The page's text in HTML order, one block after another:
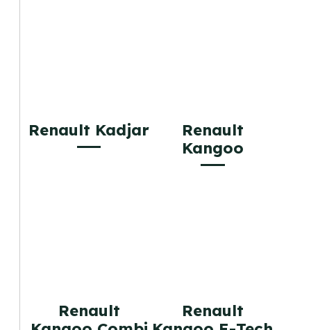
Renault Kadjar
Renault
Kangoo
Renault
Renault